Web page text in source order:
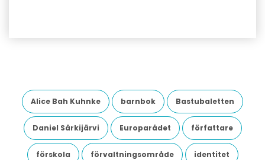
Alice Bah Kuhnke barnbok Bastubaletten
Daniel Särkijärvi Europarådet författare
förskola förvaltningsområde identitet